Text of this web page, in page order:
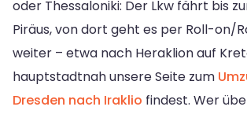
oder Thessaloniki: Der Lkw fährt bis
Piräus, von dort geht es per Roll-on/
weiter – etwa nach Heraklion auf
hauptstadtnah unsere Seite zum
Dresden nach Iraklio findest. Wer